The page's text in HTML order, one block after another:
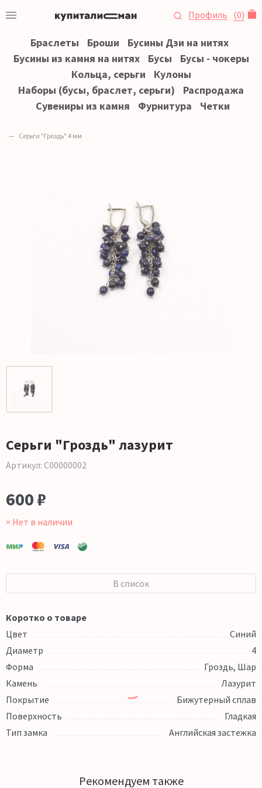
Профиль (0)
Браслеты Броши
Бусины Дзи на нитях
Бусины из камня на нитях
Бусы
Бусы - чокеры
Кольца, серьги
Кулоны
Наборы (бусы, браслет, серьги)
Распродажа
Сувениры из камня
Фурнитура Четки
Серьги "Гроздь" 4 мм
Серьги "Гроздь" лазурит
Артикул: С00000002
600 ₽
× Нет в наличии
В список
Коротко о товаре
Цвет
Синий
Диаметр
4
Форма
Гроздь, Шар
Камень
Лазурит
Покрытие
Бижутерный сплав
Поверхность
Гладкая
Тип замка
Английская застежка
Рекомендуем также